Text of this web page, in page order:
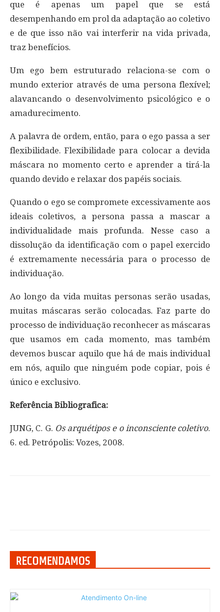
que é apenas um papel que se está
desempenhando em prol da adaptação ao coletivo
e de que isso não vai interferir na vida privada,
traz benefícios.
Um ego bem estruturado relaciona-se com o
mundo exterior através de uma persona flexível;
alavancando o desenvolvimento psicológico e o
amadurecimento.
A palavra de ordem, então, para o ego passa a ser
flexibilidade. Flexibilidade para colocar a devida
máscara no momento certo e aprender a tirá-la
quando devido e relaxar dos papéis sociais.
Quando o ego se compromete excessivamente aos
ideais coletivos, a persona passa a mascar a
individualidade mais profunda. Nesse caso a
dissolução da identificação com o papel exercido
é extremamente necessária para o processo de
individuação.
Ao longo da vida muitas personas serão usadas,
muitas máscaras serão colocadas. Faz parte do
processo de individuação reconhecer as máscaras
que usamos em cada momento, mas também
devemos buscar aquilo que há de mais individual
em nós, aquilo que ninguém pode copiar, pois é
único e exclusivo.
Referência Bibliografica:
JUNG, C. G. Os arquétipos e o inconsciente coletivo.
6. ed. Petrópolis: Vozes, 2008.
RECOMENDAMOS